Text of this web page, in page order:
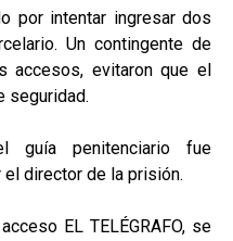
por intentar ingresar dos
Un contingente de
accesos, evitaron que el
seguridad.
guía penitenciario fue
director de la prisión.
EL TELÉGRAFO, se